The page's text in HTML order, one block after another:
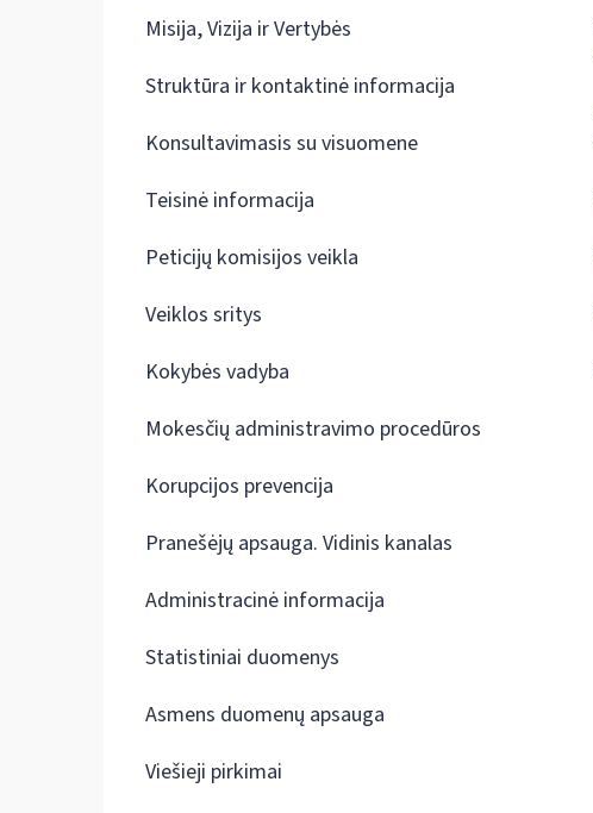
Misija, Vizija ir Vertybės
Struktūra ir kontaktinė informacija
Konsultavimasis su visuomene
Teisinė informacija
Peticijų komisijos veikla
Veiklos sritys
Kokybės vadyba
Mokesčių administravimo procedūros
Korupcijos prevencija
Pranešėjų apsauga. Vidinis kanalas
Administracinė informacija
Statistiniai duomenys
Asmens duomenų apsauga
Viešieji pirkimai